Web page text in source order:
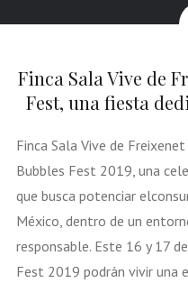
Finca Sala Vive de
Fest, una fiesta
Finca Sala Vive de
Bubbles Fest 2019, una
que busca potenciar
México, dentro de un
responsable. Este 16 y 17
Fest 2019 podrán vivir una